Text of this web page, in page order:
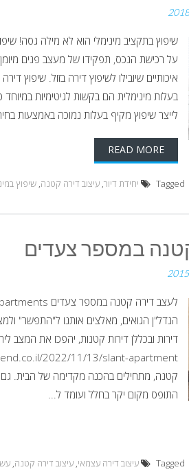
שיפוץ בתקציב מינימלי הוא לא מילה גסה!
על רכישת הנכס, תפקידו של מעצב פנים
איכותיים שיובילו לשיפוץ דירה בזול. שיפוץ
בעלות מינימלית הם בקשות לגיטימיות
לייצר שיפוץ מקיף בעלות נמוכה באמצעות
READ MORE
Tagged יחידת דיור,עיצוב דירה קטנה,שיפוץ
במספר צעדים
הנדל"ן הגואים, מאלצים אותנו ל"התפשר"
דירות ובכללן דירות קטנות, יהפכו את המצב
קטנה, מתחילים בהכנה מקדימה של הבית.
התופס מקום יקר בחלל ועומד ל...
Tagged עיצוב דירה עצמאי,עיצוב דירה קטנה,